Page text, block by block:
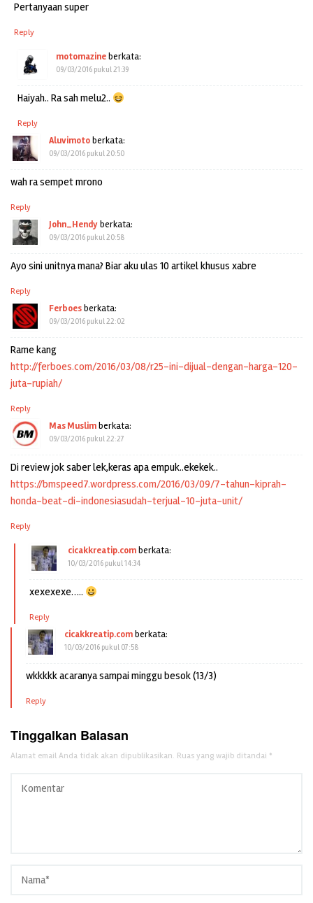
Pertanyaan super
Reply
motomazineberkata:
09/03/2016 pukul 21:39
Haiyah.. Ra sah melu2..
Reply
Aluvimotoberkata:
09/03/2016 pukul 20:50
wah ra sempet mrono
Reply
John_Hendyberkata:
09/03/2016 pukul 20:58
Ayo sini unitnya mana? Biar aku ulas 10 artikel khusus xabre
Reply
Ferboesberkata:
09/03/2016 pukul 22:02
Rame kang
http://ferboes.com/2016/03/08/r25-ini-dijual-dengan-harga-120-
juta-rupiah/
Reply
Mas Muslimberkata:
09/03/2016 pukul 22:27
Di review jok saber lek,keras apa empuk..ekekek..
https://bmspeed7.wordpress.com/2016/03/09/7-tahun-kiprah-
honda-beat-di-indonesiasudah-terjual-10-juta-unit/
Reply
cicakkreatip.comberkata:
10/03/2016 pukul 14:34
xexexexe…..
Reply
cicakkreatip.comberkata:
10/03/2016 pukul 07:58
wkkkkk acaranya sampai minggu besok (13/3)
Reply
Tinggalkan Balasan
Alamat email Anda tidak akan dipublikasikan. Ruas yang wajib ditandai *